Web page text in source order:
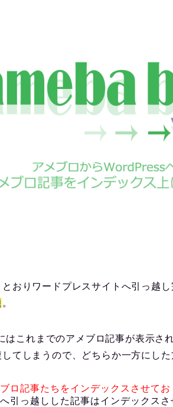
おりワードプレスサイトへ引っ越
。
はこれまでのアメブロ記事が表示さ
てしまうので、どちらか一方にした
ロ記事たちをインデックスさせてお
引っ越しした記事はインデックス